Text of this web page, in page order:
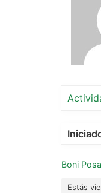
Boni
Estás